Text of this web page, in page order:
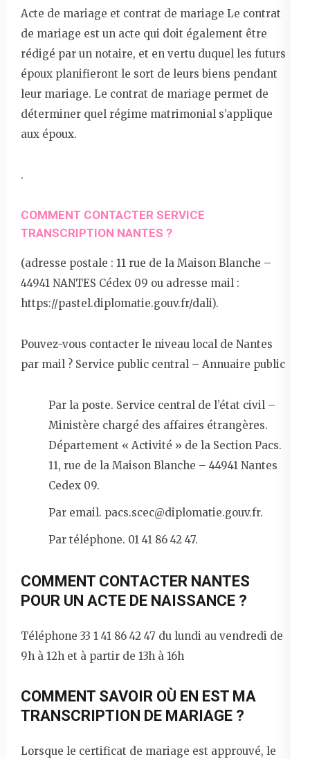
Acte de mariage et contrat de mariage Le contrat
de mariage est un acte qui doit également être
rédigé par un notaire, et en vertu duquel les futurs
époux planifieront le sort de leurs biens pendant
leur mariage. Le contrat de mariage permet de
déterminer quel régime matrimonial s’applique
aux époux.
.
COMMENT CONTACTER SERVICE
TRANSCRIPTION NANTES ?
(adresse postale : 11 rue de la Maison Blanche –
44941 NANTES Cédex 09 ou adresse mail :
https://pastel.diplomatie.gouv.fr/dali).
Pouvez-vous contacter le niveau local de Nantes
par mail ? Service public central – Annuaire public
Par la poste. Service central de l’état civil –
Ministère chargé des affaires étrangères.
Département « Activité » de la Section Pacs.
11, rue de la Maison Blanche – 44941 Nantes
Cedex 09.
Par email. pacs.scec@diplomatie.gouv.fr.
Par téléphone. 01 41 86 42 47.
COMMENT CONTACTER NANTES
POUR UN ACTE DE NAISSANCE ?
Téléphone 33 1 41 86 42 47 du lundi au vendredi de
9h à 12h et à partir de 13h à 16h
COMMENT SAVOIR OÙ EN EST MA
TRANSCRIPTION DE MARIAGE ?
Lorsque le certificat de mariage est approuvé, le